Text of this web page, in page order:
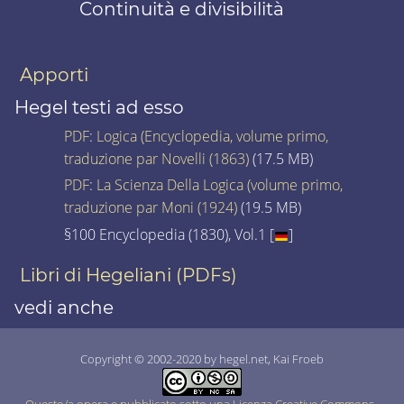
Continuità e divisibilità
Apporti
Hegel testi ad esso
PDF: Logica (Encyclopedia, volume primo,
traduzione par Novelli (1863)(17.5 MB)
PDF: La Scienza Della Logica (volume primo,
traduzione par Moni (1924)(19.5 MB)
§100 Encyclopedia (1830), Vol.1 [
]
Libri di Hegeliani (PDFs)
vedi anche
Copyright © 2002-2020 by hegel.net, Kai Froeb